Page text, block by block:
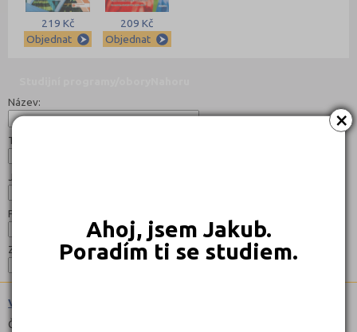
×
Ahoj, jsem Jakub.
Poradím ti se studiem.
219 Kč
Objednat
209 Kč
Objednat
Název:
Typ:
Jazyk:
Forma:
Zaměření:
Vizuální komunikace (8241N18)
Čeština